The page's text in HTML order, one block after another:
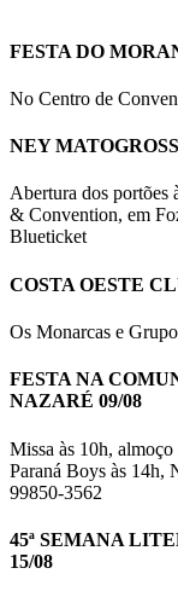
FESTA DO
No Centro de
NEY
Abertura dos portões
& Convention, em
Blueticket
COSTA OESTE
Os Monarcas e
FESTA NA
NAZARÉ 09/08
Missa às 10h,
Paraná Boys às 14h,
99850-3562
45ª SEMANA
15/08